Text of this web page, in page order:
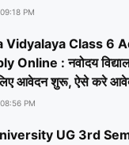
PM
Vidyalaya Class 6
Online : नवोदय
आवेदन शुरू, ऐसे करे
PM
UG 3rd